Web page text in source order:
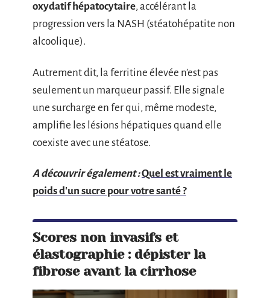
oxydatif hépatocytaire, accélérant la
progression vers la NASH (stéatohépatite non
alcoolique).
Autrement dit, la ferritine élevée n’est pas
seulement un marqueur passif. Elle signale
une surcharge en fer qui, même modeste,
amplifie les lésions hépatiques quand elle
coexiste avec une stéatose.
A découvrir également :Quel est vraiment le
poids d'un sucre pour votre santé ?
Scores non invasifs et
élastographie : dépister la
fibrose avant la cirrhose